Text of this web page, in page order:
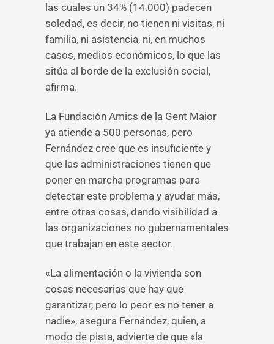
las cuales un 34% (14.000) padecen
soledad, es decir, no tienen ni visitas, ni
familia, ni asistencia, ni, en muchos
casos, medios económicos, lo que las
sitúa al borde de la exclusión social,
afirma.
La Fundación Amics de la Gent Maior
ya atiende a 500 personas, pero
Fernández cree que es insuficiente y
que las administraciones tienen que
poner en marcha programas para
detectar este problema y ayudar más,
entre otras cosas, dando visibilidad a
las organizaciones no gubernamentales
que trabajan en este sector.
«La alimentación o la vivienda son
cosas necesarias que hay que
garantizar, pero lo peor es no tener a
nadie», asegura Fernández, quien, a
modo de pista, advierte de que «la